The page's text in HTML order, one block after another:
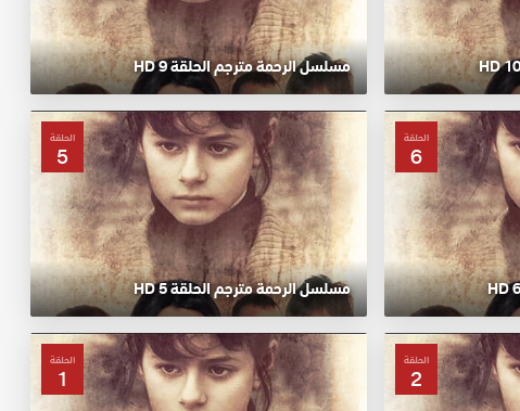
مسلسل الرحمة مترجم الحلقة 9 HD
الحلقة
6
الحلقة
5
مسلسل الرحمة مترجم الحلقة 5 HD
الحلقة
2
الحلقة
1